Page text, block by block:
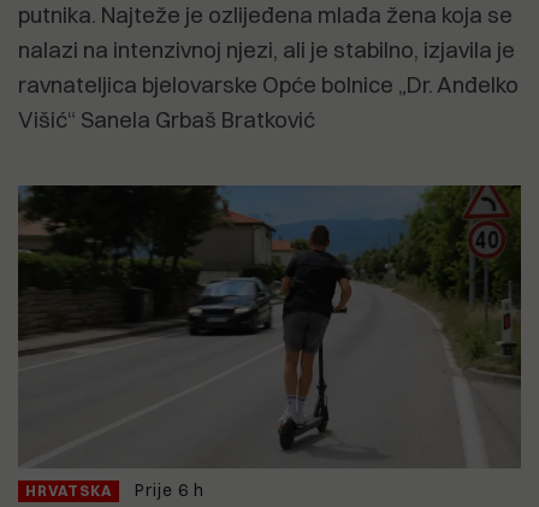
putnika. Najteže je ozlijeđena mlađa žena koja se
nalazi na intenzivnoj njezi, ali je stabilno, izjavila je
ravnateljica bjelovarske Opće bolnice „Dr. Anđelko
Višić“ Sanela Grbaš Bratković
HRVATSKA Prije 6 h